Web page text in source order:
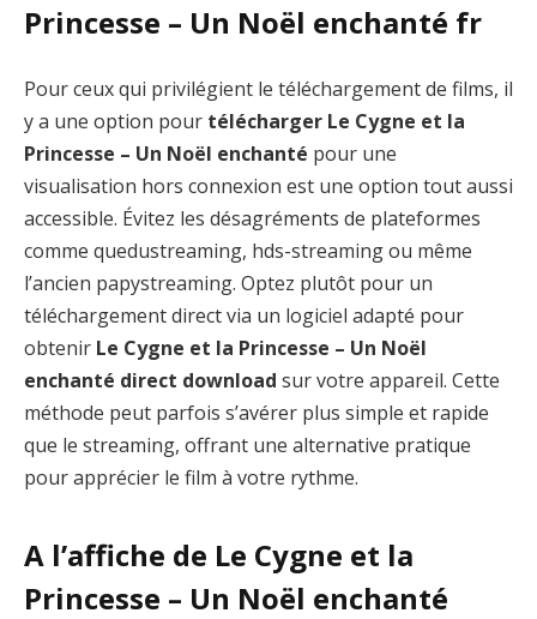
Princesse – Un Noël enchanté fr
Pour ceux qui privilégient le téléchargement de films, il
y a une option pour télécharger Le Cygne et la
Princesse – Un Noël enchanté pour une
visualisation hors connexion est une option tout aussi
accessible. Évitez les désagréments de plateformes
comme quedustreaming, hds-streaming ou même
l’ancien papystreaming. Optez plutôt pour un
téléchargement direct via un logiciel adapté pour
obtenir Le Cygne et la Princesse – Un Noël
enchanté direct download sur votre appareil. Cette
méthode peut parfois s’avérer plus simple et rapide
que le streaming, offrant une alternative pratique
pour apprécier le film à votre rythme.
A l’affiche de Le Cygne et la
Princesse – Un Noël enchanté